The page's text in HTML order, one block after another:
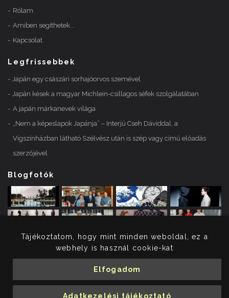
Tájékoztatom, hogy mint minden weboldal, ez a
webhely is használ cookie-kat
Elfogadom
Adatkezelési tájékoztató
Rólam
Amiben segíthetek...
Kapcsolat
Legfrissebbek
Japán egy császári sorhajóorvos szemével
Japán kések a magyar Michlein-csillagos séfek szolgálatában
A japán márkanevek világa
„Nem a képeslapok Japánja” – Interjú Cseh Dáviddal, a
Vígszínházban látható Szélvész után is szép vagy című előadás
szerzőjével
Blogfotók
© 2026 Merényi Krisztina. Minden jog fenntartva.Adatkezelési tájékoztató